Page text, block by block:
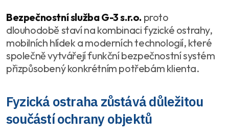
Bezpečnostní služba G-3 s.r.o. proto
dlouhodobě staví na kombinaci fyzické ostrahy,
mobilních hlídek a moderních technologií, které
společně vytvářejí funkční bezpečnostní systém
přizpůsobený konkrétním potřebám klienta.
Fyzická ostraha zůstává důležitou
součástí ochrany objektů